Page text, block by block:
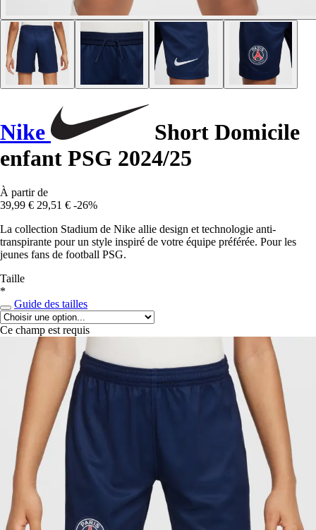
Nike
Short Domicile
enfant PSG 2024/25
À partir de
39,99 € 29,51 € -26%
La collection Stadium de Nike allie design et technologie anti-
transpirante pour un style inspiré de votre équipe préférée. Pour les
jeunes fans de football PSG.
Taille
*
Guide des tailles
Ce champ est requis